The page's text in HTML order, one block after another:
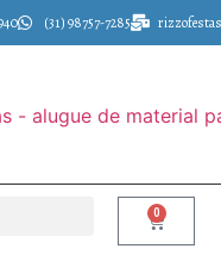
(31) 98757-7285
0